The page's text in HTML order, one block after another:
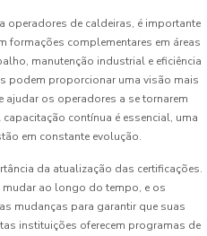
operadores de caldeiras, é importante
complementares em áreas
manutenção industrial e eficiência
podem proporcionar uma visão mais
os operadores a se tornarem
contínua é essencial, uma
em constante evolução.
da atualização das certificações.
ao longo do tempo, e os
mudanças para garantir que suas
instituições oferecem programas de